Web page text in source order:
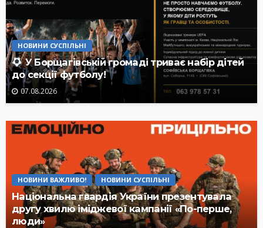
НОВИНИ СУСПІЛЬНІ
У Борщагівській громаді триває набір дітей
до секції футболу!
07.08.2026
НОВИНИ ВАЖЛИВО! НОВИНИ СУСПІЛЬНІ
Національна гвардія України презентувала
другу хвилю іміджевої кампанії «По-перше,
люди»